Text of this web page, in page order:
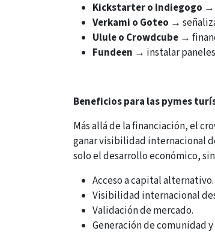
Kickstarter o Indiegogo →
Verkami o Goteo →
Ulule o Crowdcube →
Fundeen → instalar
Beneficios para las pymes
Más allá de la financiación, el
ganar visibilidad internacional
solo el desarrollo económico,
Acceso a capital alternativo.
Visibilidad internacional
Validación de mercado.
Generación de comunidad